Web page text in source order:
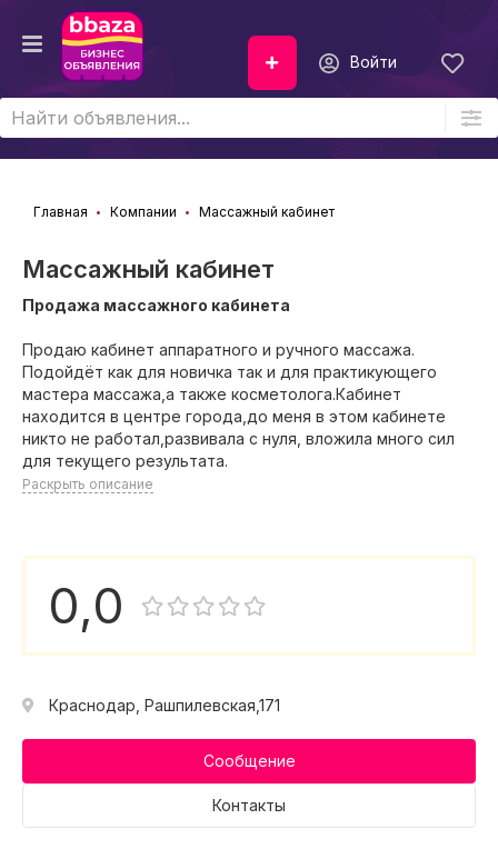
Войти
Главная Компании Массажный кабинет
Массажный кабинет
Продажа массажного кабинета
Продаю кабинет аппаратного и ручного массажа.
Подойдёт как для новичка так и для практикующего
мастера массажа,а также косметолога.Кабинет
находится в центре города,до меня в этом кабинете
никто не работал,развивала с нуля, вложила много сил
для текущего результата.
Раскрыть описание
0,0
Краснодар, Рашпилевская,171
Сообщение
Контакты